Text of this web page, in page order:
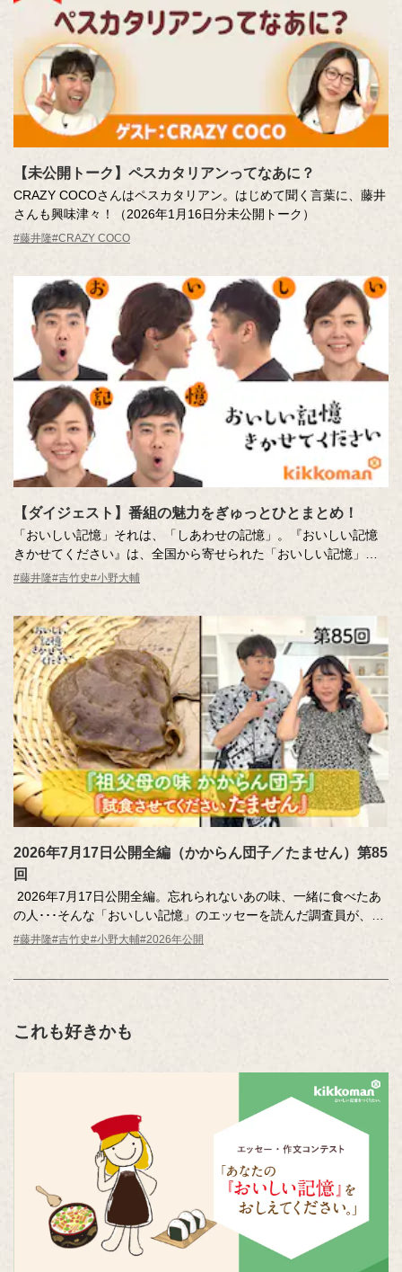
【未公開トーク】ペスカタリアンってなあに？
CRAZY COCOさんはペスカタリアン。はじめて聞く言葉に、藤井
さんも興味津々！（2026年1月16日分未公開トーク）
#藤井隆#CRAZY COCO
【ダイジェスト】番組の魅力をぎゅっとひとまとめ！
「おいしい記憶」それは、「しあわせの記憶」。『おいしい記憶
きかせてください』は、全国から寄せられた「おいしい記憶」の
実話をもとに制作された食のドキュメンタリーエンターテインメ
んか？
#藤井隆#吉竹史#小野大輔
2026年7月17日公開全編（かからん団子／たません）第85
回
2026年7月17日公開全編。忘れられないあの味、一緒に食べたあ
の人･･･そんな「おいしい記憶」のエッセーを読んだ調査員が、記
憶さん（エッセー作者）とその味を再現。
#藤井隆#吉竹史#小野大輔#2026年公開
これも好きかも